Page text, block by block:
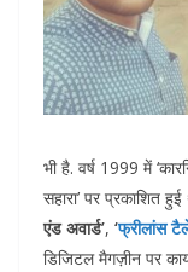
भी है. वर्ष 1999 में
सहारा’ पर प्रकाशित हुई
एंड अवार्ड’, ‘फ्रीलांस
डिजिटल मैगज़ीन पर